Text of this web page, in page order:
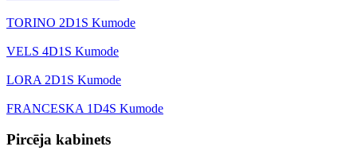
TORINO 2D1S Kumode
VELS 4D1S Kumode
LORA 2D1S Kumode
FRANCESKA 1D4S Kumode
Pircēja kabinets